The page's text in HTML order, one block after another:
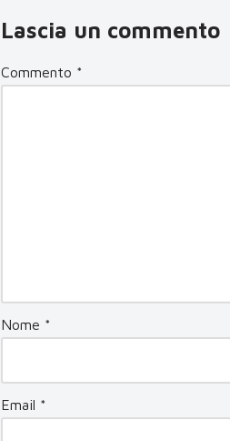
Lascia un commento
Commento *
Nome *
Email *